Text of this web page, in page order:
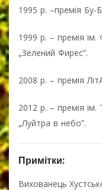
1995 р. –премія Бу-
1999 р. – премія ім.
„Зелений Фирес”.
2008 р. – премія
2012 р. – премія ім.
„Луйтра в небо”.
Примітки:
Вихованець